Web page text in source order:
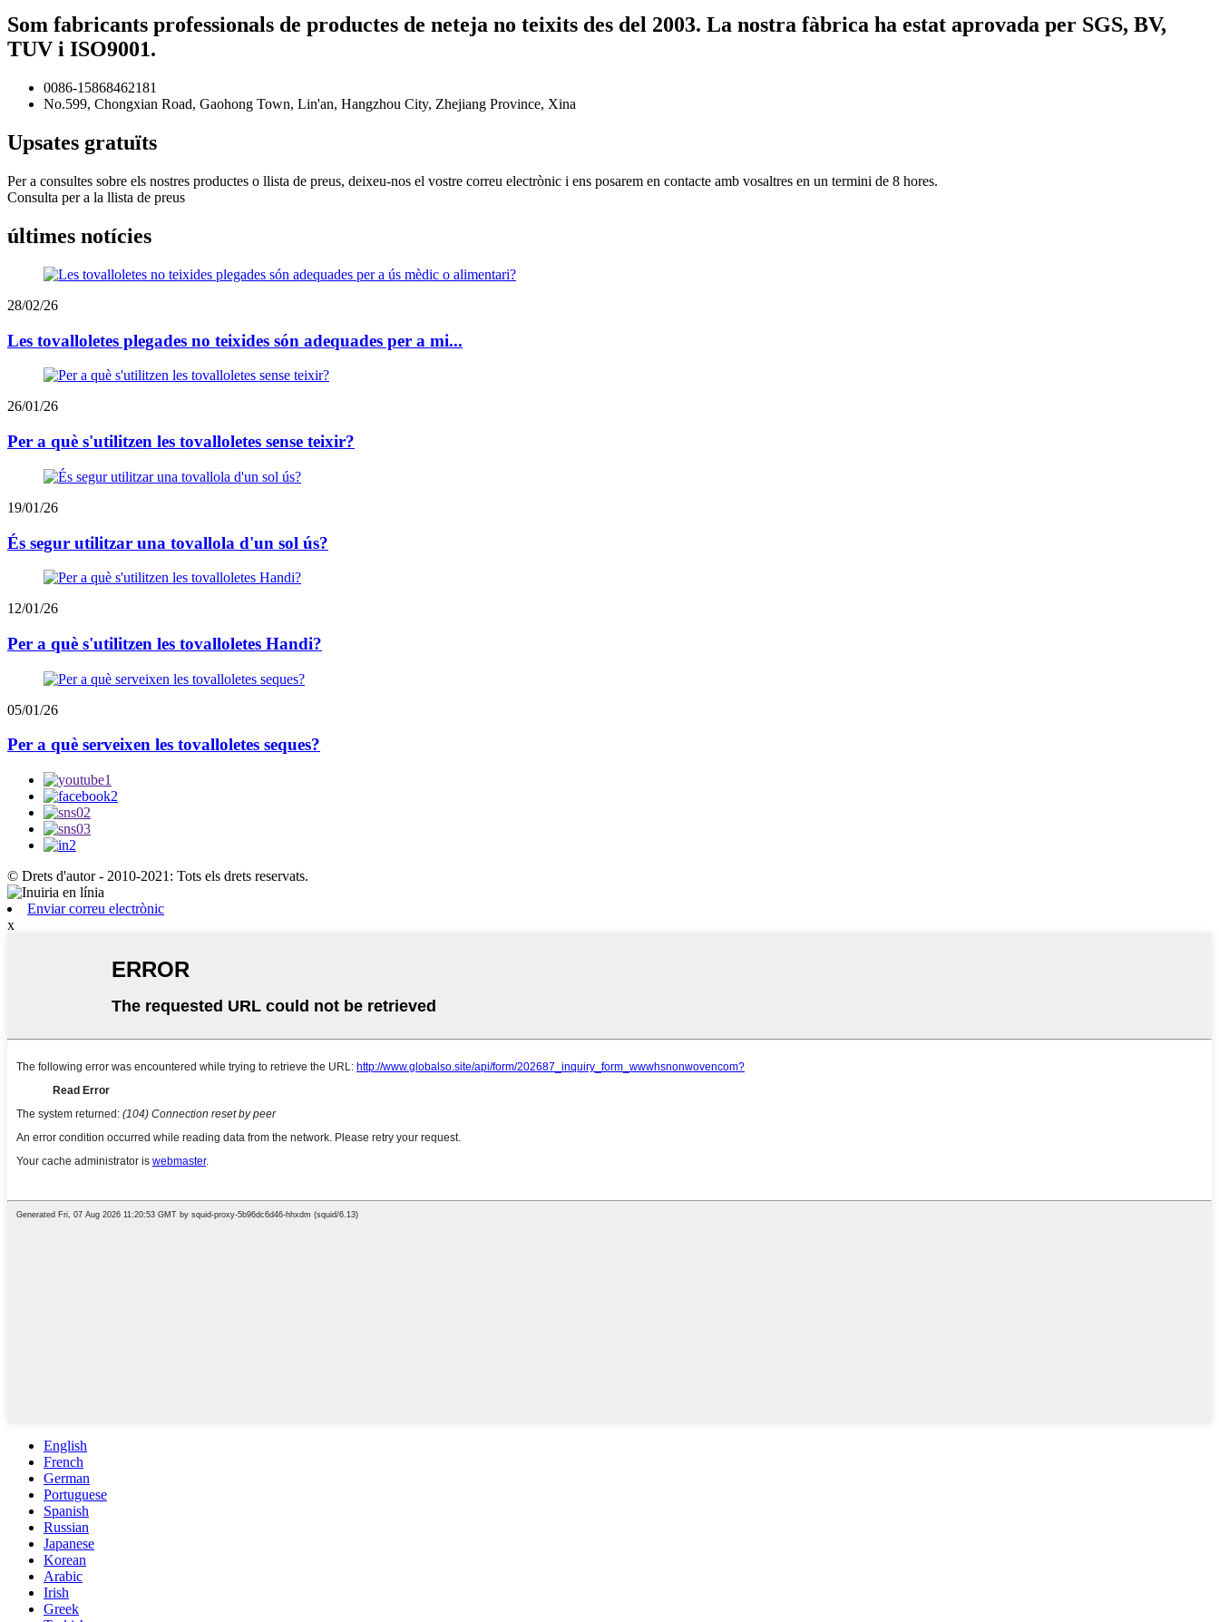
Som fabricants professionals de productes de neteja no teixits des del 2003. La nostra fàbrica ha estat aprovada per SGS, BV,
TUV i ISO9001.
0086-15868462181
No.599, Chongxian Road, Gaohong Town, Lin'an, Hangzhou City, Zhejiang Province, Xina
Upsates gratuïts
Per a consultes sobre els nostres productes o llista de preus, deixeu-nos el vostre correu electrònic i ens posarem en contacte amb vosaltres en un termini de 8 hores.
Consulta per a la llista de preus
últimes notícies
28/02/26
Les tovalloletes plegades no teixides són adequades per a mi...
26/01/26
Per a què s'utilitzen les tovalloletes sense teixir?
19/01/26
És segur utilitzar una tovallola d'un sol ús?
12/01/26
Per a què s'utilitzen les tovalloletes Handi?
05/01/26
Per a què serveixen les tovalloletes seques?
© Drets d'autor - 2010-2021: Tots els drets reservats.
Enviar correu electrònic
x
English
French
German
Portuguese
Spanish
Russian
Japanese
Korean
Arabic
Irish
Greek